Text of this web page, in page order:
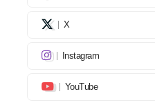
X
Instagram
YouTube